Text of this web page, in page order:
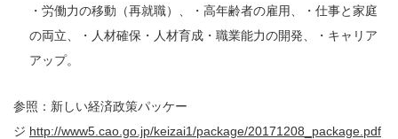
・労働力の移動（再就職）、・高年齢者の雇用、・仕事と家庭
の両立、・人材確保・人材育成・職業能力の開発、・キャリア
アップ。
参照：新しい経済政策パッケー
ジ http://www5.cao.go.jp/keizai1/package/20171208_package.pdf